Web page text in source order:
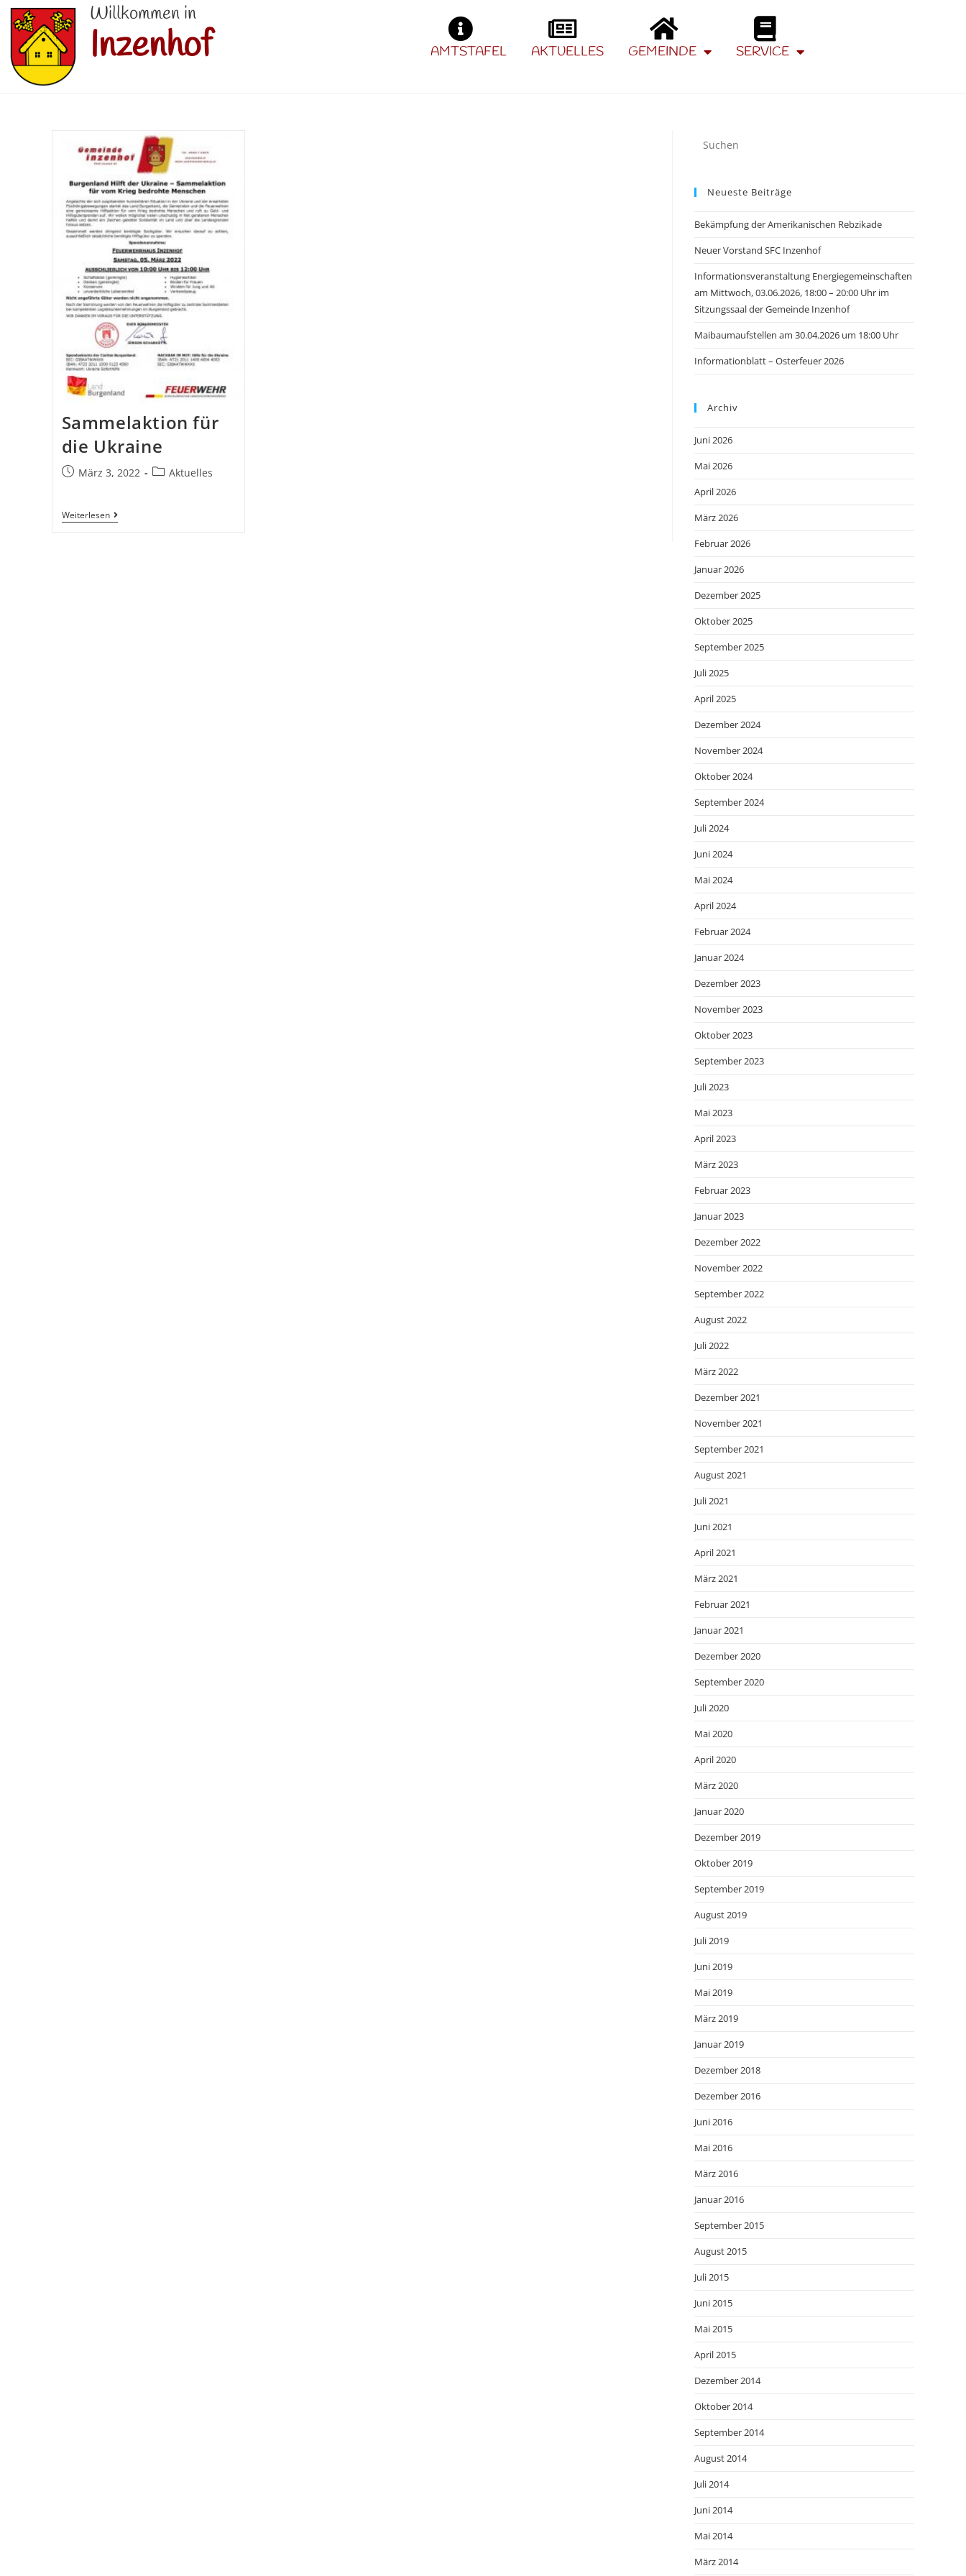
Willkommen in
Inzenhof AMTSTAFEL AKTUELLES GEMEINDE SERVICE
Sammelaktion für
die Ukraine
März 3, 2022 Aktuelles
Weiterlesen
Neueste Beiträge
Bekämpfung der Amerikanischen Rebzikade
Neuer Vorstand SFC Inzenhof
Informationsveranstaltung Energiegemeinschaften
am Mittwoch, 03.06.2026, 18:00 – 20:00 Uhr im
Sitzungssaal der Gemeinde Inzenhof
Maibaumaufstellen am 30.04.2026 um 18:00 Uhr
Informationblatt – Osterfeuer 2026
Archiv
Juni 2026
Mai 2026
April 2026
März 2026
Februar 2026
Januar 2026
Dezember 2025
Oktober 2025
September 2025
Juli 2025
April 2025
Dezember 2024
November 2024
Oktober 2024
September 2024
Juli 2024
Juni 2024
Mai 2024
April 2024
Februar 2024
Januar 2024
Dezember 2023
November 2023
Oktober 2023
September 2023
Juli 2023
Mai 2023
April 2023
März 2023
Februar 2023
Januar 2023
Dezember 2022
November 2022
September 2022
August 2022
Juli 2022
März 2022
Dezember 2021
November 2021
September 2021
August 2021
Juli 2021
Juni 2021
April 2021
März 2021
Februar 2021
Januar 2021
Dezember 2020
September 2020
Juli 2020
Mai 2020
April 2020
März 2020
Januar 2020
Dezember 2019
Oktober 2019
September 2019
August 2019
Juli 2019
Juni 2019
Mai 2019
März 2019
Januar 2019
Dezember 2018
Dezember 2016
Juni 2016
Mai 2016
März 2016
Januar 2016
September 2015
August 2015
Juli 2015
Juni 2015
Mai 2015
April 2015
Dezember 2014
Oktober 2014
September 2014
August 2014
Juli 2014
Juni 2014
Mai 2014
März 2014